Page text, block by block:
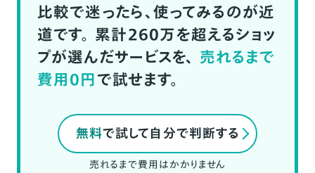
比較で迷ったら、使ってみるのが近
道です。 累計260万を超えるショッ
プが選んだサービスを、 売れるまで
費用0円で試せます。
無料で試して自分で判断する
売れるまで費用はかかりません